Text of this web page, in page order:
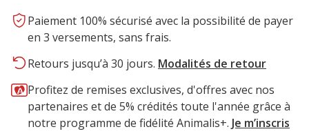
Paiement 100% sécurisé avec la possibilité de payer
en 3 versements, sans frais.
Retours jusqu’à 30 jours. Modalités de retour
Profitez de remises exclusives, d'offres avec nos
partenaires et de 5% crédités toute l'année grâce à
notre programme de fidélité Animalis+. Je m’inscris